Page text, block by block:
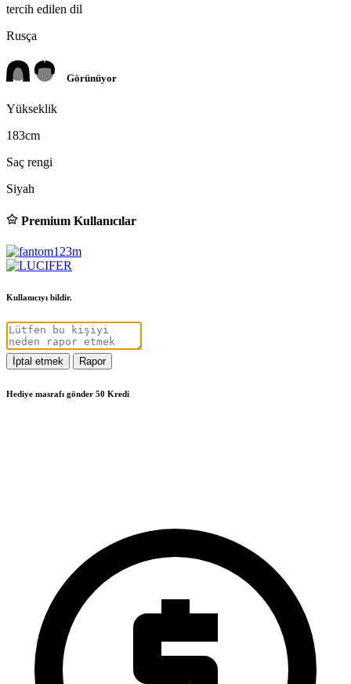
tercih edilen dil
Rusça
Görünüyor
Yükseklik
183cm
Saç rengi
Siyah
Premium Kullanıcılar
Kullanıcıyı bildir.
İptal etmek Rapor
Hediye masrafı gönder 50 Kredi